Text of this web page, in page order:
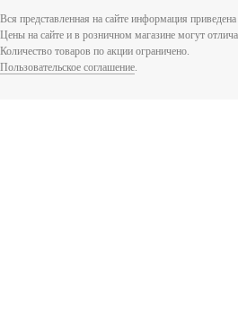
Вся представленная на сайте информация
Цены на сайте и в розничном магазине могут
Количество товаров по акции ограничено.
Пользовательское соглашение.